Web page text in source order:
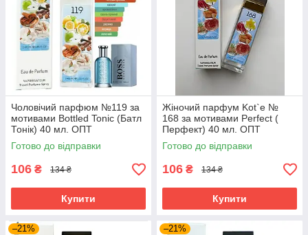
Чоловічий парфюм №119 за
мотивами Bottled Tonic (Батл
Тонік) 40 мл. ОПТ
Готово до відправки
106 ₴ 134 ₴
Купити
Жіночий парфум Kot`e №
168 за мотивами Perfect (
Перфект) 40 мл. ОПТ
Готово до відправки
106 ₴ 134 ₴
Купити
–21% –21%